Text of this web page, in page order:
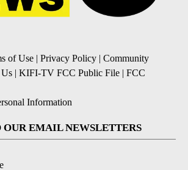
of Use | Privacy Policy | Community
| KIFI-TV FCC Public File | FCC
Information
OUR EMAIL NEWSLETTERS